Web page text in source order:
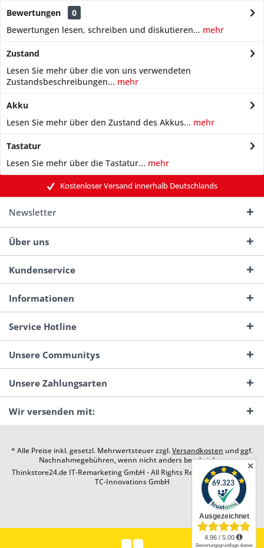
Bewertungen
0
Bewertungen lesen, schreiben und diskutieren... mehr
Zustand
Lesen Sie mehr über die von uns verwendeten
Zustandsbeschreibungen... mehr
Akku
Lesen Sie mehr über den Zustand des Akkus... mehr
Tastatur
Lesen Sie mehr über die Tastatur... mehr
Kostenloser Versand innerhalb Deutschlands
Newsletter
Über uns
Kundenservice
Informationen
Service Hotline
Unsere Communitys
Unsere Zahlungsarten
Wir versenden mit:
* Alle Preise inkl. gesetzl. Mehrwertsteuer zzgl.Versandkosten und ggf.
Nachnahmegebühren, wenn nicht anders beschrieben
Thinkstore24.de IT-Remarketing GmbH - All Rights Reserved. Design by
TC-Innovations GmbH
✕